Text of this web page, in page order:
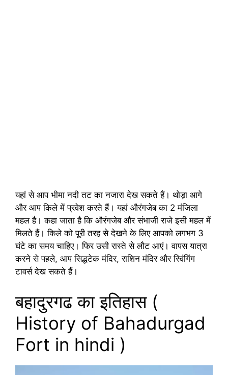
यहां से आप भीमा नदी तट का नजारा देख सकते हैं। थोड़ा आगे
और आप किले में प्रवेश करते हैं। यहां औरंगजेब का 2 मंजिला
महल है। कहा जाता है कि औरंगजेब और संभाजी राजे इसी महल में
मिलते हैं। किले को पूरी तरह से देखने के लिए आपको लगभग 3
घंटे का समय चाहिए। फिर उसी रास्ते से लौट आएं। वापस यात्रा
करने से पहले, आप सिद्धटेक मंदिर, राशिन मंदिर और स्विंगिंग
टावर्स देख सकते हैं।
बहादुरगढ का इतिहास (
History of Bahadurgad
Fort in hindi )